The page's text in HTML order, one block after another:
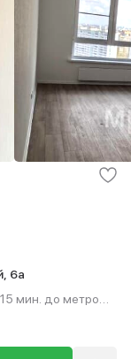
6а
мин. до метро